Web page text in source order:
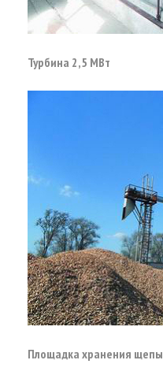
Турбина 2,5 МВт
Площадка хранения щепы